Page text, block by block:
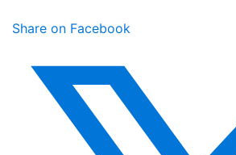
Share on Facebook